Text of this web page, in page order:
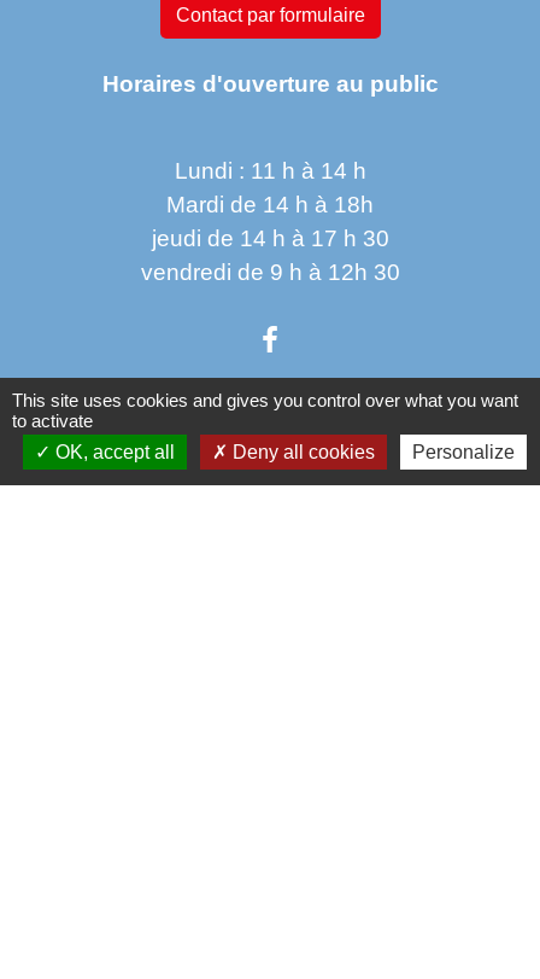
Contact par formulaire
Horaires d'ouverture au public
Lundi : 11 h à 14 h
Mardi de 14 h à 18h
jeudi de 14 h à 17 h 30
vendredi de 9 h à 12h 30
Liens
Oise mobilité
This site uses cookies and gives you control over what you want
to activate
OK, accept all
Deny all cookies Personalize